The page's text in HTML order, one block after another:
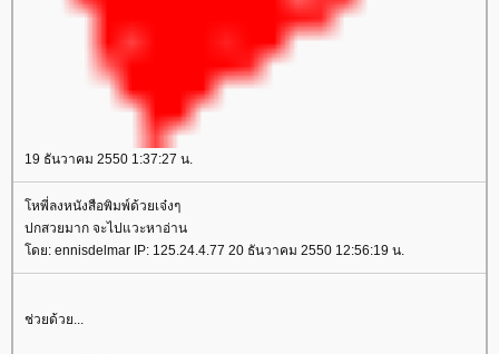
19 ธันวาคม 2550 1:37:27 น.
หพี่ลงหนังสือพิมพ์ด้วยเจ๋งๆ
ปกสวยมาก จะไปแวะหาอ่าน
ดย: ennisdelmar IP: 125.24.4.77 20 ธันวาคม 2550 12:56:19 น.
ช่วยด้วย...